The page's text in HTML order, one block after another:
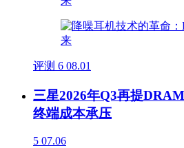
评测 6 08.01
三星2026年Q3再提
终端成本承压
5 07.06